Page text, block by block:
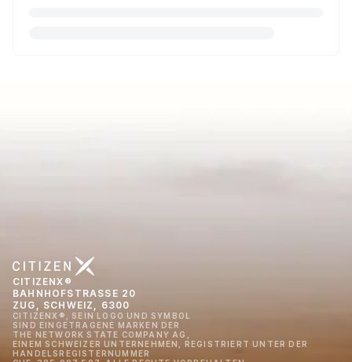
CITIZENX®
BAHNHOFSTRASSE 20
ZUG, SCHWEIZ, 6300
CITIZENX®, SEIN LOGO UND SYMBOL
SIND EINGETRAGENE MARKEN DER
THE NETWORK STATE COMPANY AG,
EINEM SCHWEIZER UNTERNEHMEN, REGISTRIERT UNTER DER
HANDELSREGISTERNUMMER